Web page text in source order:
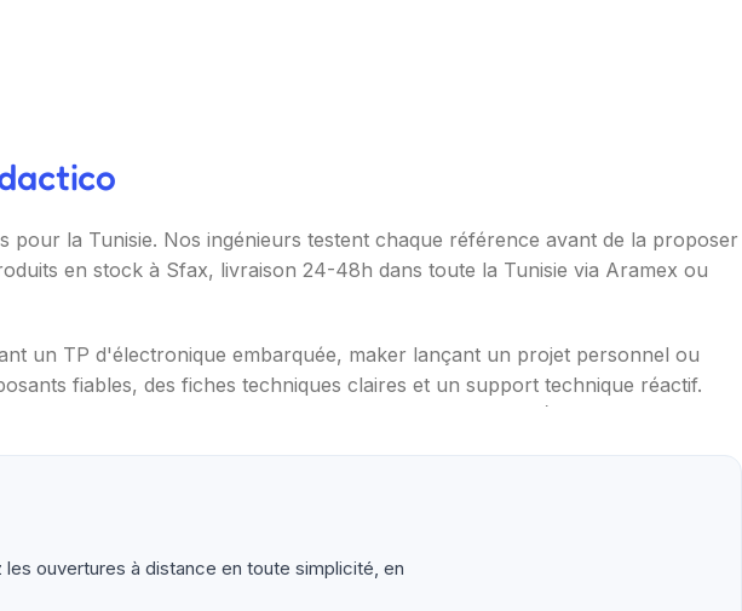
la Tunisie. Nos ingénieurs testent chaque référence avant de la proposer
en stock à Sfax, livraison 24-48h dans toute la Tunisie via Aramex ou
un TP d'électronique embarquée, maker lançant un projet personnel ou
fiables, des fiches techniques claires et un support technique réactif.
ouvertures à distance en toute simplicité, en